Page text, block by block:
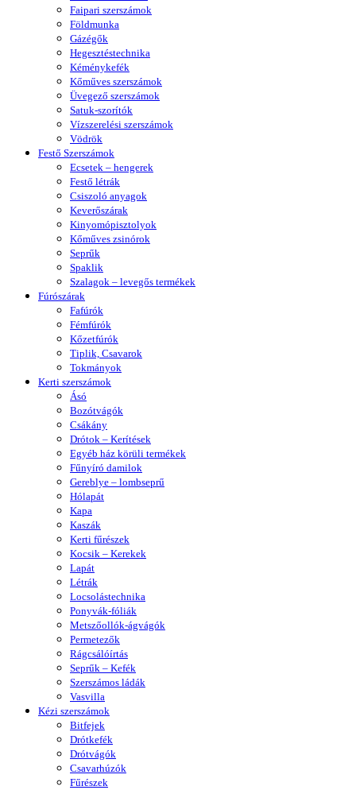
Faipari szerszámok
Földmunka
Gázégők
Hegesztéstechnika
Kéménykefék
Kőműves szerszámok
Üvegező szerszámok
Satuk-szorítók
Vízszerelési szerszámok
Vödrök
Festő Szerszámok
Ecsetek – hengerek
Festő létrák
Csiszoló anyagok
Keverőszárak
Kinyomópisztolyok
Kőműves zsinórok
Seprűk
Spaklik
Szalagok – levegős termékek
Fúrószárak
Fafúrók
Fémfúrók
Kőzetfúrók
Tiplik, Csavarok
Tokmányok
Kerti szerszámok
Ásó
Bozótvágók
Csákány
Drótok – Kerítések
Egyéb ház körüli termékek
Fűnyíró damilok
Gereblye – lombseprű
Hólapát
Kapa
Kaszák
Kerti fűrészek
Kocsik – Kerekek
Lapát
Létrák
Locsolástechnika
Ponyvák-fóliák
Metszőollók-ágvágók
Permetezők
Rágcsálóírtás
Seprűk – Kefék
Szerszámos ládák
Vasvilla
Kézi szerszámok
Bitfejek
Drótkefék
Drótvágók
Csavarhúzók
Fűrészek